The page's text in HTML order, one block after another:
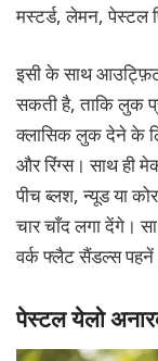
मस्टर्ड, लेमन, पेस्टल
इसी के साथ
सकती है, ताकि लुक
क्लासिक लुक देने के
और रिंग्स। साथ ही
पीच ब्लश, न्यूड या
चार चाँद लगा देंगे।
वर्क फ्लैट सैंडल्स
पेस्टल येलो